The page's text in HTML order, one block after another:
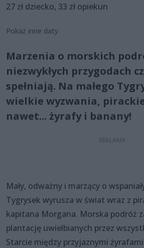
27 zł dziecko, 33 zł opiekun
Pokaż inne daty
Marzenia o morskich
niezwykłych przygodach
spełniają. Na małego
wielkie wyzwania,
nawet... żyrafy i banany!
Mały, odważny i marzący o
Tygrysek wyrusza w świat wraz z
kapitana Morgana. Morska podróż
plantację uwielbianych przez
Starcie między przyjaznymi